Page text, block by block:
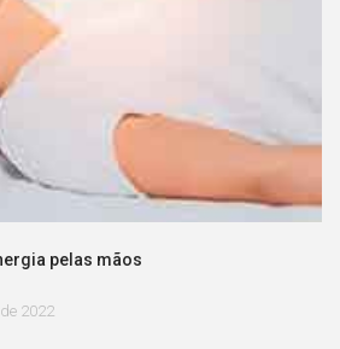
pelas mãos
2022